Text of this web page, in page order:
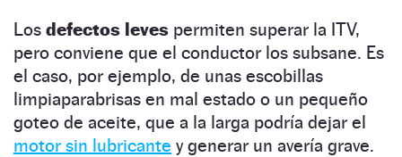
Los defectos leves permiten superar la ITV,
pero conviene que el conductor los subsane. Es
el caso, por ejemplo, de unas escobillas
limpiaparabrisas en mal estado o un pequeño
goteo de aceite, que a la larga podría dejar el
motor sin lubricante y generar un avería grave.